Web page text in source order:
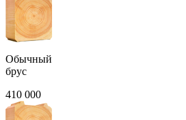
Обычный
брус
410 000